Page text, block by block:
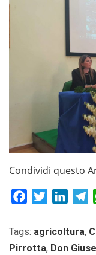
Condividi questo
FacebookTwitter
Tags: agricoltura,
Pirrotta, Don